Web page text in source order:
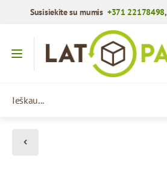
Susisiekite su mumis+371 22178498,